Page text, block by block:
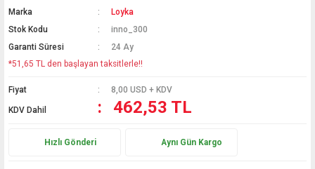
Marka
Loyka
Stok Kodu
inno_300
Garanti Süresi
24 Ay
*51,65 TL den başlayan taksitlerle!!
Fiyat 8,00 USD + KDV
KDV Dahil 462,53 TL
Hızlı Gönderi Aynı Gün Kargo